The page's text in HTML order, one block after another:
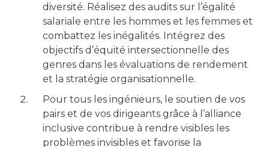
diversité. Réalisez des audits sur l’égalité
salariale entre les hommes et les femmes et
combattez les inégalités. Intégrez des
objectifs d’équité intersectionnelle des
genres dans les évaluations de rendement
et la stratégie organisationnelle.
Pour tous les ingénieurs, le soutien de vos
pairs et de vos dirigeants grâce à l’alliance
inclusive contribue à rendre visibles les
problèmes invisibles et favorise la